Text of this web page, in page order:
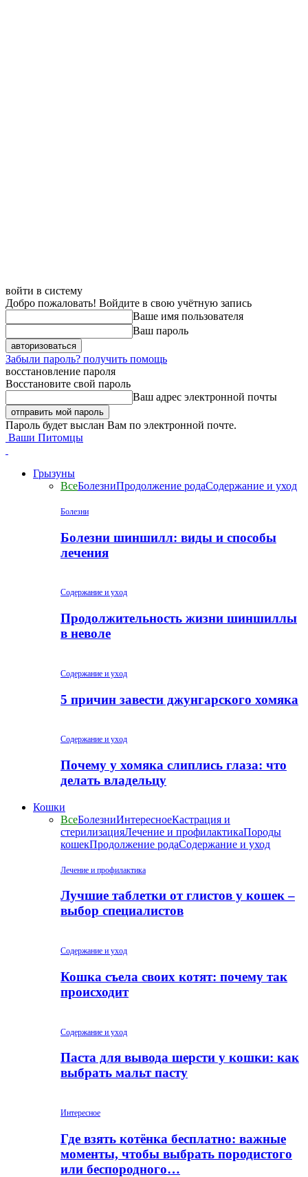
войти в систему
Добро пожаловать! Войдите в свою учётную запись
Ваше имя пользователя
Ваш пароль
Забыли пароль? получить помощь
восстановление пароля
Восстановите свой пароль
Ваш адрес электронной почты
Пароль будет выслан Вам по электронной почте.
Ваши Питомцы
Грызуны
ВсеБолезниПродолжение родаСодержание и уход
Болезни
Болезни шиншилл: виды и способы
лечения
Содержание и уход
Продолжительность жизни шиншиллы
в неволе
Содержание и уход
5 причин завести джунгарского хомяка
Содержание и уход
Почему у хомяка слиплись глаза: что
делать владельцу
Кошки
ВсеБолезниИнтересноеКастрация и
стерилизацияЛечение и профилактикаПороды
кошекПродолжение родаСодержание и уход
Лечение и профилактика
Лучшие таблетки от глистов у кошек –
выбор специалистов
Содержание и уход
Кошка съела своих котят: почему так
происходит
Содержание и уход
Паста для вывода шерсти у кошки: как
выбрать мальт пасту
Интересное
Где взять котёнка бесплатно: важные
моменты, чтобы выбрать породистого
или беспородного…